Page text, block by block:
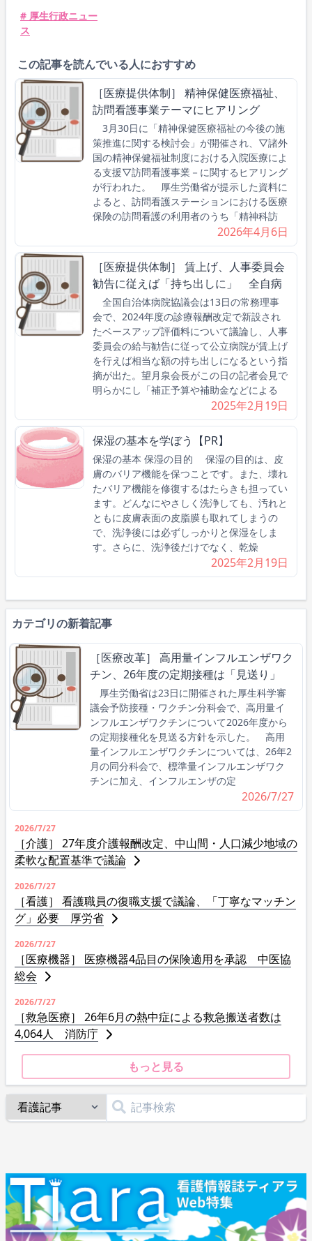
# 厚生行政ニュー
ス
この記事を読んでいる人におすすめ
［医療提供体制］ 精神保健医療福祉、
訪問看護事業テーマにヒアリング
3月30日に「精神保健医療福祉の今後の施
策推進に関する検討会」が開催され、▽諸外
国の精神保健福祉制度における入院医療によ
る支援▽訪問看護事業－に関するヒアリング
が行われた。 厚生労働省が提示した資料に
よると、訪問看護ステーションにおける医療
保険の訪問看護の利用者のうち「精神科訪
2026年4月6日
［医療提供体制］ 賃上げ、人事委員会
勧告に従えば「持ち出しに」 全自病
全国自治体病院協議会は13日の常務理事
会で、2024年度の診療報酬改定で新設され
たベースアップ評価料について議論し、人事
委員会の給与勧告に従って公立病院が賃上げ
を行えば相当な額の持ち出しになるという指
摘が出た。望月泉会長がこの日の記者会見で
明らかにし「補正予算や補助金などによる
2025年2月19日
保湿の基本を学ぼう【PR】
保湿の基本 保湿の目的 保湿の目的は、皮
膚のバリア機能を保つことです。また、壊れ
たバリア機能を修復するはたらきも担ってい
ます。どんなにやさしく洗浄しても、汚れと
ともに皮膚表面の皮脂膜も取れてしまうの
で、洗浄後には必ずしっかりと保湿をしま
す。さらに、洗浄後だけでなく、乾燥
2025年2月19日
カテゴリの新着記事
［医療改革］ 高用量インフルエンザワク
チン、26年度の定期接種は「見送り」
厚生労働省は23日に開催された厚生科学審
議会予防接種・ワクチン分科会で、高用量イ
ンフルエンザワクチンについて2026年度から
の定期接種化を見送る方針を示した。 高用
量インフルエンザワクチンについては、26年2
月の同分科会で、標準量インフルエンザワク
チンに加え、インフルエンザの定
2026/7/27
2026/7/27
［介護］ 27年度介護報酬改定、中山間・人口減少地域の
柔軟な配置基準で議論
2026/7/27
［看護］ 看護職員の復職支援で議論、「丁寧なマッチン
グ」必要 厚労省
2026/7/27
［医療機器］ 医療機器4品目の保険適用を承認 中医協
総会
2026/7/27
［救急医療］ 26年6月の熱中症による救急搬送者数は
4,064人 消防庁
もっと見る